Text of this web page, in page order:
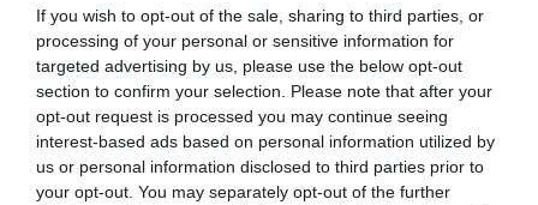
If you wish to opt-out of the sale, sharing to third parties, or
processing of your personal or sensitive information for
targeted advertising by us, please use the below opt-out
section to confirm your selection. Please note that after your
opt-out request is processed you may continue seeing
interest-based ads based on personal information utilized by
us or personal information disclosed to third parties prior to
your opt-out. You may separately opt-out of the further
ακόμη και όταν ο πιλότος το έχει
εγκαταλείψει!
Τα τρία συμβάντα στην ΠΑ που το αποδεικνύουν